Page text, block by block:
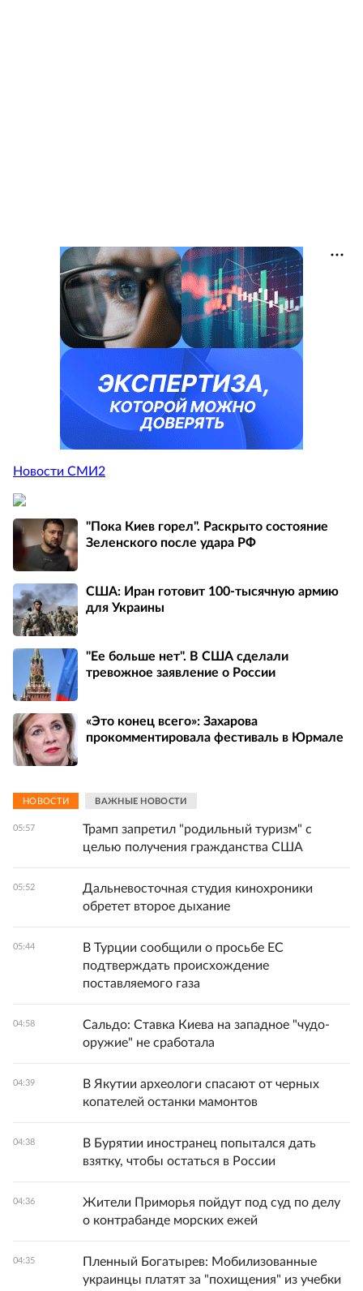
Новости СМИ2
"Пока Киев горел". Раскрыто состояние
Зеленского после удара РФ
США: Иран готовит 100-тысячную армию
для Украины
"Ее больше нет". В США сделали
тревожное заявление о России
«Это конец всего»: Захарова
прокомментировала фестиваль в Юрмале
НОВОСТИ ВАЖНЫЕ НОВОСТИ
05:57
Трамп запретил "родильный туризм" с
целью получения гражданства США
05:52
Дальневосточная студия кинохроники
обретет второе дыхание
05:44
В Турции сообщили о просьбе ЕС
подтверждать происхождение
поставляемого газа
04:58
Сальдо: Ставка Киева на западное "чудо-
оружие" не сработала
04:39
В Якутии археологи спасают от черных
копателей останки мамонтов
04:38
В Бурятии иностранец попытался дать
взятку, чтобы остаться в России
04:36
Жители Приморья пойдут под суд по делу
о контрабанде морских ежей
04:35
Пленный Богатырев: Мобилизованные
украинцы платят за "похищения" из учебки